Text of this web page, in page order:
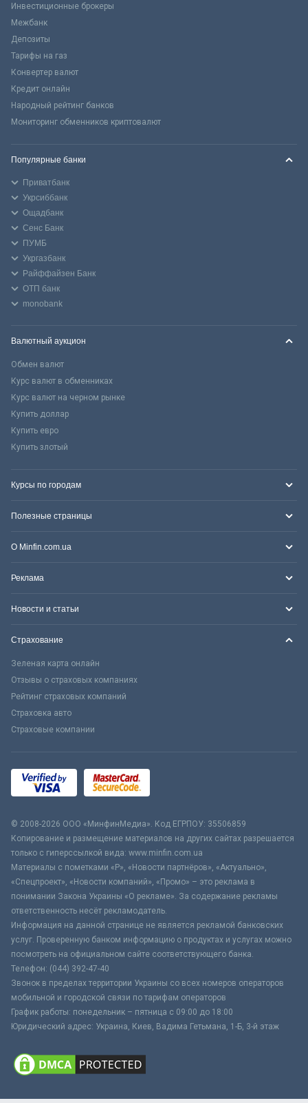
Инвестиционные брокеры
Межбанк
Депозиты
Тарифы на газ
Конвертер валют
Кредит онлайн
Народный рейтинг банков
Мониторинг обменников криптовалют
Популярные банки
Приватбанк
Укрсиббанк
Ощадбанк
Сенс Банк
ПУМБ
Укргазбанк
Райффайзен Банк
ОТП банк
monobank
Валютный аукцион
Обмен валют
Курс валют в обменниках
Курс валют на черном рынке
Купить доллар
Купить евро
Купить злотый
Курсы по городам
Полезные страницы
О Minfin.com.ua
Реклама
Новости и статьи
Страхование
Зеленая карта онлайн
Отзывы о страховых компаниях
Рейтинг страховых компаний
Страховка авто
Страховые компании
© 2008-2026 ООО «МинфинМедиа». Код ЕГРПОУ: 35506859
Копирование и размещение материалов на других сайтах разрешается
только с гиперссылкой вида: www.minfin.com.ua
Материалы с пометками «Р», «Новости партнёров», «Актуально»,
«Спецпроект», «Новости компаний», «Промо» – это реклама в
понимании Закона Украины «О рекламе». За содержание рекламы
ответственность несёт рекламодатель.
Информация на данной странице не является рекламой банковских
услуг. Проверенную банком информацию о продуктах и услугах можно
посмотреть на официальном сайте соответствующего банка.
Телефон: (044) 392-47-40
Звонок в пределах территории Украины со всех номеров операторов
мобильной и городской связи по тарифам операторов
График работы: понедельник – пятница с 09:00 до 18:00
Юридический адрес: Украина, Киев, Вадима Гетьмана, 1-Б, 3-й этаж